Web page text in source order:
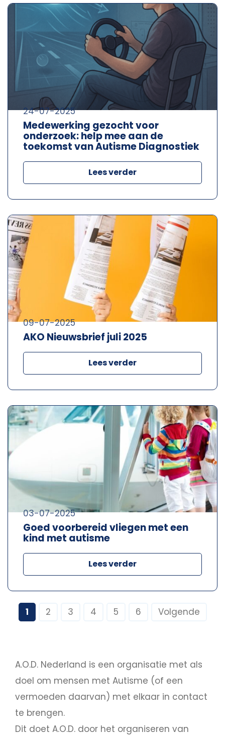
Medewerking gezocht voor
onderzoek: help mee aan de
toekomst van Autisme Diagnostiek
24-07-2025
Lees verder
AKO Nieuwsbrief juli 2025
09-07-2025
Lees verder
Goed voorbereid vliegen met een
kind met autisme
03-07-2025
Lees verder
1 2 3 4 5 6 Volgende
A.O.D. Nederland is een organisatie met als
doel om mensen met Autisme (of een
vermoeden daarvan) met elkaar in contact
te brengen.
Dit doet A.O.D. door het organiseren van